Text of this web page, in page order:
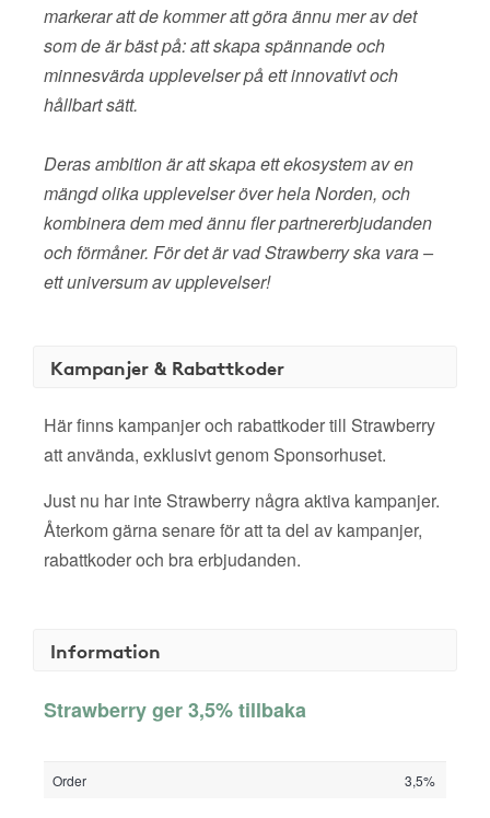
markerar att de kommer att göra ännu mer av det
som de är bäst på: att skapa spännande och
minnesvärda upplevelser på ett innovativt och
hållbart sätt.
Deras ambition är att skapa ett ekosystem av en
mängd olika upplevelser över hela Norden, och
kombinera dem med ännu fler partnererbjudanden
och förmåner. För det är vad Strawberry ska vara –
ett universum av upplevelser!
Kampanjer & Rabattkoder
Här finns kampanjer och rabattkoder till Strawberry
att använda, exklusivt genom Sponsorhuset.
Just nu har inte Strawberry några aktiva kampanjer.
Återkom gärna senare för att ta del av kampanjer,
rabattkoder och bra erbjudanden.
Information
Strawberry ger 3,5% tillbaka
Order 3,5%